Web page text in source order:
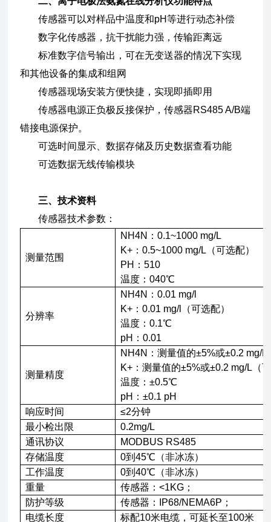
传感器可以对样品中温度和pH等进行动态补偿
数字化传感器，抗干扰能力强，传输距离远
标准数字信号输出，可在无变送器的情况下实现
和其他设备的集成和组网
传感器现场安装方便快捷，实现即插即用
传感器电源正负极反接保护，传感器RS485 A/B端
错接电源保护。
可选时间显示、数据存储及历史数据查看功能
可选数据无线传输模块
三、技术资料
传感器技术参数：
测量范围
NH4N：0.1~1000 mg/L
K+：0.5~1000 mg/L（可选配）
PH：510
温度：040℃
分辨率
NH4N：0.01 mg/l
K+：0.01 mg/l（可选配）
温度：0.1℃
pH：0.01
测量精度
NH4N：测量值的±5%或±0.2 mg/L
K+：测量值的±5%或±0.2 mg/L（
温度：±0.5℃
pH：±0.1 pH
响应时间
≤2分钟
最小检出限
0.2mg/L
通讯协议
MODBUS RS485
存储温度
0到45℃（非冰冻）
工作温度
0到40℃（非冰冻）
重量
传感器：<1KG；
防护等级
传感器：IP68/NEMA6P；
电缆长度
标配10米电缆，可延长至100米